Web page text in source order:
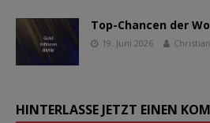
Top-Chancen der
19. Juni 2026 Christian
HINTERLASSE JETZT EINEN